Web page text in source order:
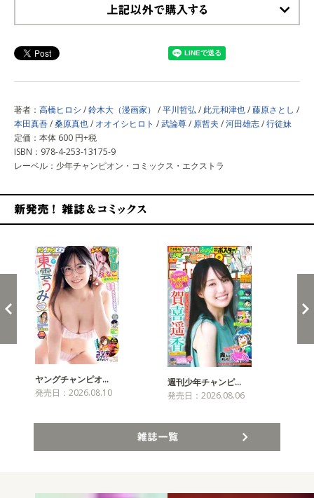
著者： 高橋ヒロシ /鈴木大（漫画家） /平川哲弘/ 此元和津也/藤原さとし /
本田真吾/桑原真也/ オオイシヒロト /武論尊/ 原哲夫 /河田雄志/行徒妹
定価：本体 600 円+税
ISBN：978-4-253-13175-9
レーベル：少年チャンピオン・コミックス・エクストラ
ヤングチャンピオ…
発売日：2026.08.10
週刊少年チャンピ…
発売日：2026.08.06